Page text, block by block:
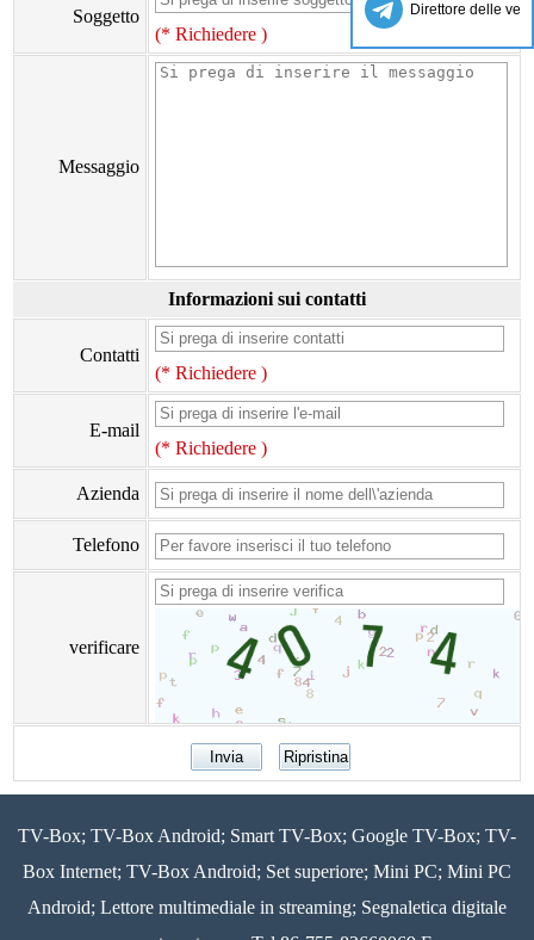
Soggetto
(* Richiedere )
Messaggio
Informazioni sui contatti
Contatti
(* Richiedere )
E-mail
(* Richiedere )
Azienda
Telefono
verificare
TV-Box; TV-Box Android; Smart TV-Box; Google TV-Box; TV-
Box Internet; TV-Box Android; Set superiore; Mini PC; Mini PC
Android; Lettore multimediale in streaming; Segnaletica digitale
Direttore delle